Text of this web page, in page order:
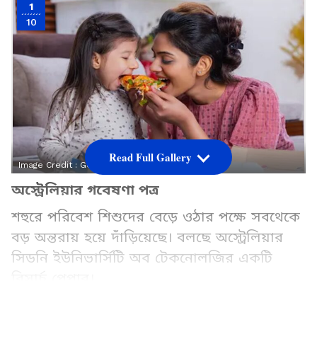
1
10
Image Credit : Getty
অস্ট্রেলিয়ার গবেষণা পত্র
শহুরে পরিবেশ শিশুদের বেড়ে ওঠার পক্ষে সবথেকে
বড় অন্তরায় হয়ে দাঁড়িয়েছে। বলছে অস্ট্রেলিয়ার
সিডনি ইউনিভার্সিটি অব টেকনোলজির একটি
Read Full Gallery